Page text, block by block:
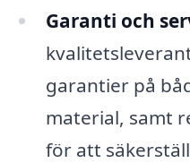
Garanti och
garantier på
material, samt
för att